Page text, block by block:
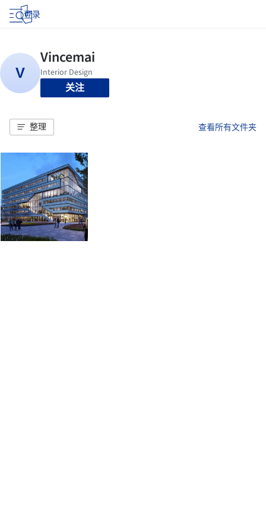
登录
关注
整理 查看所有文件夹